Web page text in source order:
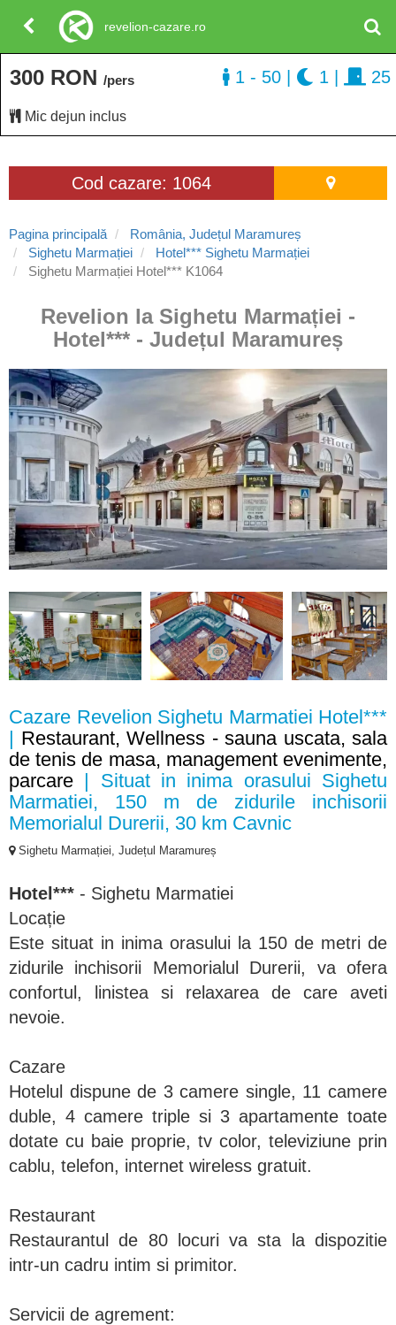
Cod cazare: 1064
Pagina principală
România, Județul Maramureș
Sighetu Marmației
Hotel*** Sighetu Marmației
Sighetu Marmației Hotel*** K1064
Revelion la Sighetu Marmației -
Hotel*** - Județul Maramureș
Cazare Revelion Sighetu Marmatiei Hotel***
| Restaurant, Wellness - sauna uscata, sala
de tenis de masa, management evenimente,
parcare | Situat in inima orasului Sighetu
Marmatiei, 150 m de zidurile inchisorii
Memorialul Durerii, 30 km Cavnic
Sighetu Marmației, Județul Maramureș
Hotel*** - Sighetu Marmatiei
Locație
Este situat in inima orasului la 150 de metri de
zidurile inchisorii Memorialul Durerii, va ofera
confortul, linistea si relaxarea de care aveti
nevoie.
Cazare
Hotelul dispune de 3 camere single, 11 camere
duble, 4 camere triple si 3 apartamente toate
dotate cu baie proprie, tv color, televiziune prin
cablu, telefon, internet wireless gratuit.
Restaurant
Restaurantul de 80 locuri va sta la dispozitie
intr-un cadru intim si primitor.
Servicii de agrement:
300 RON /pers
Mic dejun inclus
1 - 50 1 25
revelion-cazare.ro